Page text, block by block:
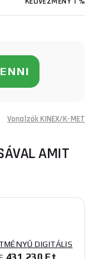
Vonalzók KINEX/K-MET
AMIT
DIGITÁLIS